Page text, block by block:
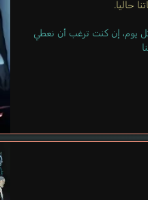
حاليا.
كل يوم، إن كنت ترغب أن نعطي